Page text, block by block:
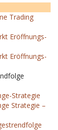
Trading
Eröffnungs-
Eröffnungs-
Strategie
Strategie –